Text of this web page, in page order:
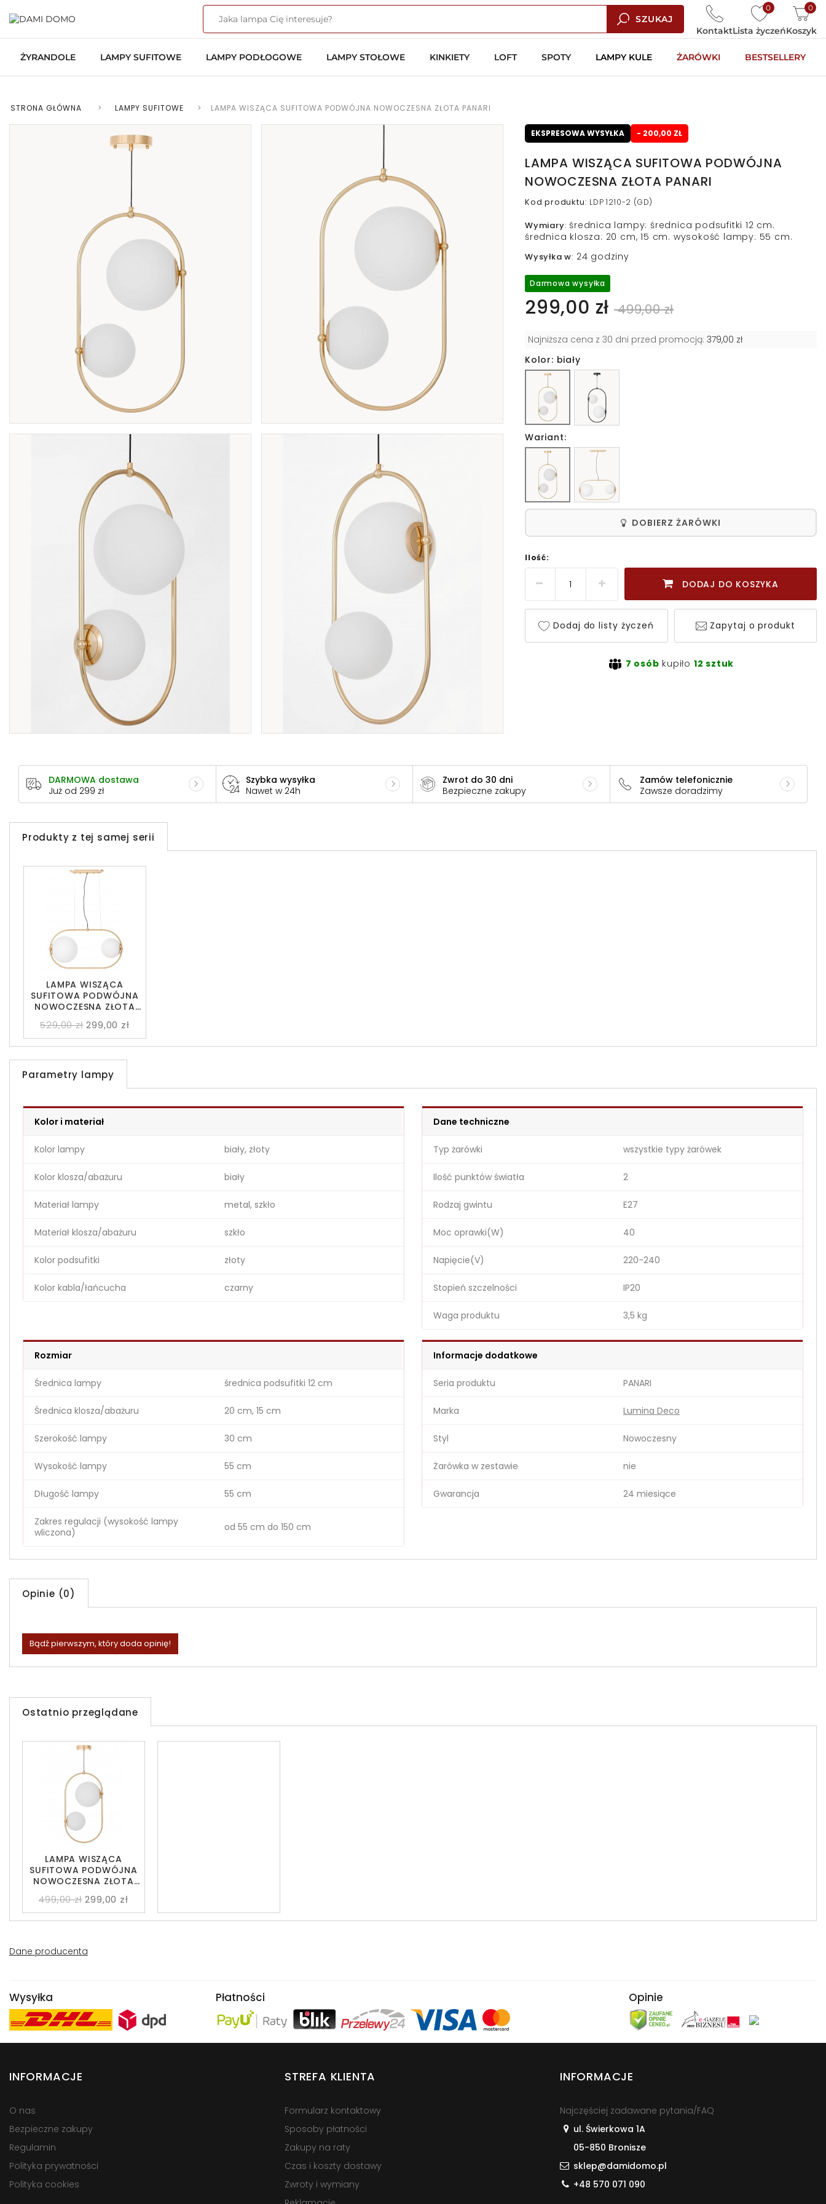
SZUKAJ
0
Lista życzeń
0
Koszyk
Kontakt
ŻYRANDOLE LAMPY SUFITOWE LAMPY PODŁOGOWE LAMPY STOŁOWE KINKIETY LOFT SPOTY LAMPY KULE ŻARÓWKI BESTSELLERY
STRONA GŁÓWNA > LAMPY SUFITOWE > LAMPA WISZĄCA SUFITOWA PODWÓJNA NOWOCZESNA ZŁOTA PANARI
EKSPRESOWA WYSYŁKA - 200,00 ZŁ
LAMPA WISZĄCA SUFITOWA PODWÓJNA
NOWOCZESNA ZŁOTA PANARI
Kod produktu: LDP 1210-2 (GD)
Wymiary: średnica lampy: średnica podsufitki 12 cm.
średnica klosza: 20 cm, 15 cm. wysokość lampy: 55 cm.
Wysyłka w: 24 godziny
Darmowa wysyłka
299,00 zł 499,00 zł
Najniższa cena z 30 dni przed promocją: 379,00 zł
Kolor: biały
Wariant:
DOBIERZ ŻARÓWKI
Ilość:
DODAJ DO KOSZYKA
Dodaj do listy życzeń Zapytaj o produkt
7 osób kupiło 12 sztuk
DARMOWA dostawa
Już od 299 zł
Szybka wysyłka
Nawet w 24h
Zwrot do 30 dni
Bezpieczne zakupy
Zamów telefonicznie
Zawsze doradzimy
Produkty z tej samej serii
LAMPA WISZĄCA
SUFITOWA PODWÓJNA
NOWOCZESNA ZŁOTA
529,00 zł 299,00 zł
Parametry lampy
Kolor i materiał
Kolor lampy biały, złoty
Kolor klosza/abażuru biały
Materiał lampy metal, szkło
Materiał klosza/abażuru szkło
Kolor podsufitki złoty
Kolor kabla/łańcucha czarny
Dane techniczne
Typ żarówki wszystkie typy żarówek
Ilość punktów światła 2
Rodzaj gwintu E27
Moc oprawki(W) 40
Napięcie(V) 220-240
Stopień szczelności IP20
Waga produktu 3,5 kg
Rozmiar
Średnica lampy średnica podsufitki 12 cm
Średnica klosza/abażuru 20 cm, 15 cm
Szerokość lampy 30 cm
Wysokość lampy 55 cm
Długość lampy 55 cm
Zakres regulacji (wysokość lampy
wliczona)
od 55 cm do 150 cm
Informacje dodatkowe
Seria produktu PANARI
Marka Lumina Deco
Styl Nowoczesny
Żarówka w zestawie nie
Gwarancja 24 miesiące
Opinie (0)
Bądź pierwszym, który doda opinię!
Ostatnio przeglądane
LAMPA WISZĄCA
SUFITOWA PODWÓJNA
NOWOCZESNA ZŁOTA
499,00 zł 299,00 zł
Dane producenta
Wysyłka Płatności Opinie
INFORMACJE
O nas
Bezpieczne zakupy
Regulamin
Polityka prywatności
Polityka cookies
STREFA KLIENTA
Formularz kontaktowy
Sposoby płatności
Zakupy na raty
Czas i koszty dostawy
Zwroty i wymiany
INFORMACJE
Najczęściej zadawane pytania/FAQ
ul. Świerkowa 1A
05-850 Bronisze
sklep@damidomo.pl
+48 570 071 090